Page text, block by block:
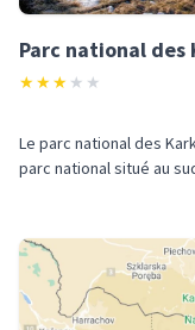
Parc national des
★★★ ★ ★
Le parc national des
parc national situé au